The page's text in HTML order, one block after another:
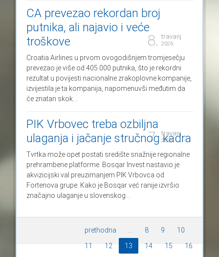
8. travanj
2026.
CA prevezao rekordan broj
putnika, ali najavio i veće
troškove
Croatia Airlines u prvom ovogodišnjem tromjesečju
prevezao je više od 405.000 putnika, što je rekordni
rezultat u povijesti nacionalne zrakoplovne kompanije,
izvijestila je ta kompanija, napomenuvši međutim da
će znatan skok...
7. travanj
2026.
PIK Vrbovec treba ozbiljna
ulaganja i jačanje stručnog kadra
Tvrtka može opet postati središte snažnije regionalne
prehrambene platforme. Bosqar Invest nastavio je
akvizicijski val preuzimanjem PIK Vrbovca od
Fortenova grupe. Kako je Bosqar već ranije izvršio
značajno ulaganje u slovenskog...
prethodna 8 9
10
11
12 13 14 15
16